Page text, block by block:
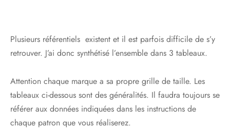
Plusieurs référentiels existent et il est parfois difficile de s’y
retrouver. J’ai donc synthétisé l’ensemble dans 3 tableaux.
Attention chaque marque a sa propre grille de taille. Les
tableaux ci-dessous sont des généralités. Il faudra toujours se
référer aux données indiquées dans les instructions de
chaque patron que vous réaliserez.